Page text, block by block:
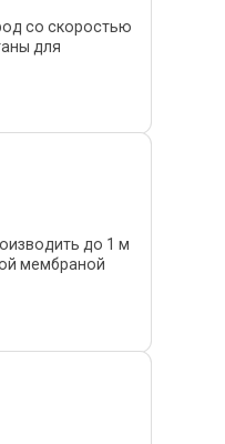
со скоростью
для
до 1 м
мембраной